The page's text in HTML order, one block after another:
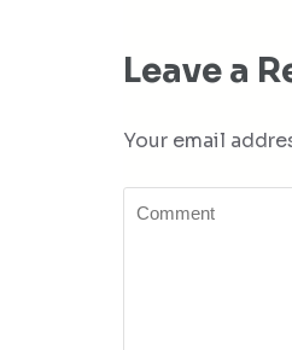
Leave a
Your email
Comment